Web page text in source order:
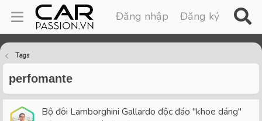
Đăng nhập Đăng ký
Tags
perfomante
Bộ đôi Lamborghini Gallardo độc đáo "khoe dáng"